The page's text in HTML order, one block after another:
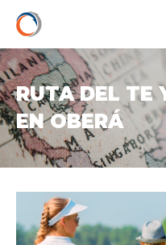
RUTA DEL TE
EN OBERÁ